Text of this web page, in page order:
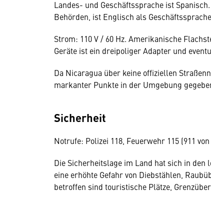
Landes- und Geschäftssprache ist
Behörden, ist Englisch als
Strom: 110 V / 60 Hz. Amerikanische
Geräte ist ein dreipoliger Adapter und
Da Nicaragua über keine offiziellen
markanter Punkte in der Umgebung
Sicherheit
Notrufe: Polizei 118, Feuerwehr 115 (911
Die Sicherheitslage im Land hat sich in
eine erhöhte Gefahr von Diebstählen,
betroffen sind touristische Plätze,